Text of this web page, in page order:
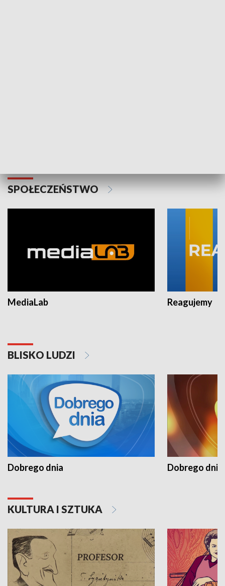
SPOŁECZEŃSTWO
MediaLab Reagujemy
BLISKO LUDZI
Dobrego dnia Dobrego dnia
KULTURA I SZTUKA